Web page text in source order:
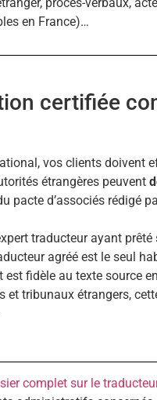
en France)…
certifiée
vos clients doivent
étrangères peuvent
pacte d’associés rédigé
traducteur ayant prêté
agréé est le seul
fidèle au texte source
et tribunaux étrangers,
complet sur le